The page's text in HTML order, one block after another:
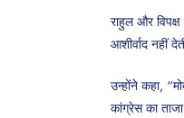
राहुल और
आशीर्वाद नहीं
उन्होंने कहा,
कांग्रेस का